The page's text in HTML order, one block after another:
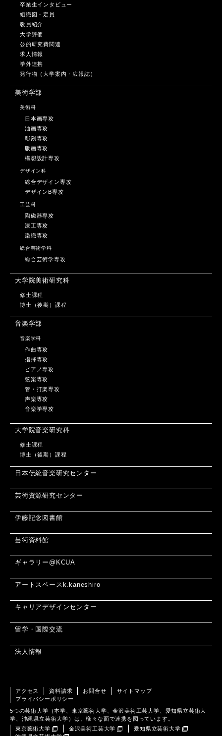
卒業生インタビュー
組織図・定員
教員紹介
大学評価
公的研究費関連
求人情報
学外連携
発行物（大学案内・広報誌）
美術学部
美術科
日本画専攻
油画専攻
彫刻専攻
版画専攻
構想設計専攻
デザイン科
総合デザイン専攻
デザインB専攻
工芸科
陶磁器専攻
漆工専攻
染織専攻
総合芸術学科
総合芸術学専攻
大学院美術研究科
修士課程
博士（後期）課程
音楽学部
音楽学科
作曲専攻
指揮専攻
ピアノ専攻
弦楽専攻
管・打楽専攻
声楽専攻
音楽学専攻
大学院音楽研究科
修士課程
博士（後期）課程
日本伝統音楽研究センター
芸術資源研究センター
伊藤記念図書館
芸術資料館
ギャラリー@KCUA
アートスペースk.kaneshiro
キャリアデザインセンター
留学・国際交流
法人情報
アクセス 資料請求 お問合せ
サイトマップ
プライバシーポリシー
5つの芸術大学（本学、東京藝術大学、金沢美術工芸大学、愛知県立芸術大
学、沖縄県立芸術大学）は、様々な面で連携を図っています。
東京藝術大学
金沢美術工芸大学
愛知県立芸術大学